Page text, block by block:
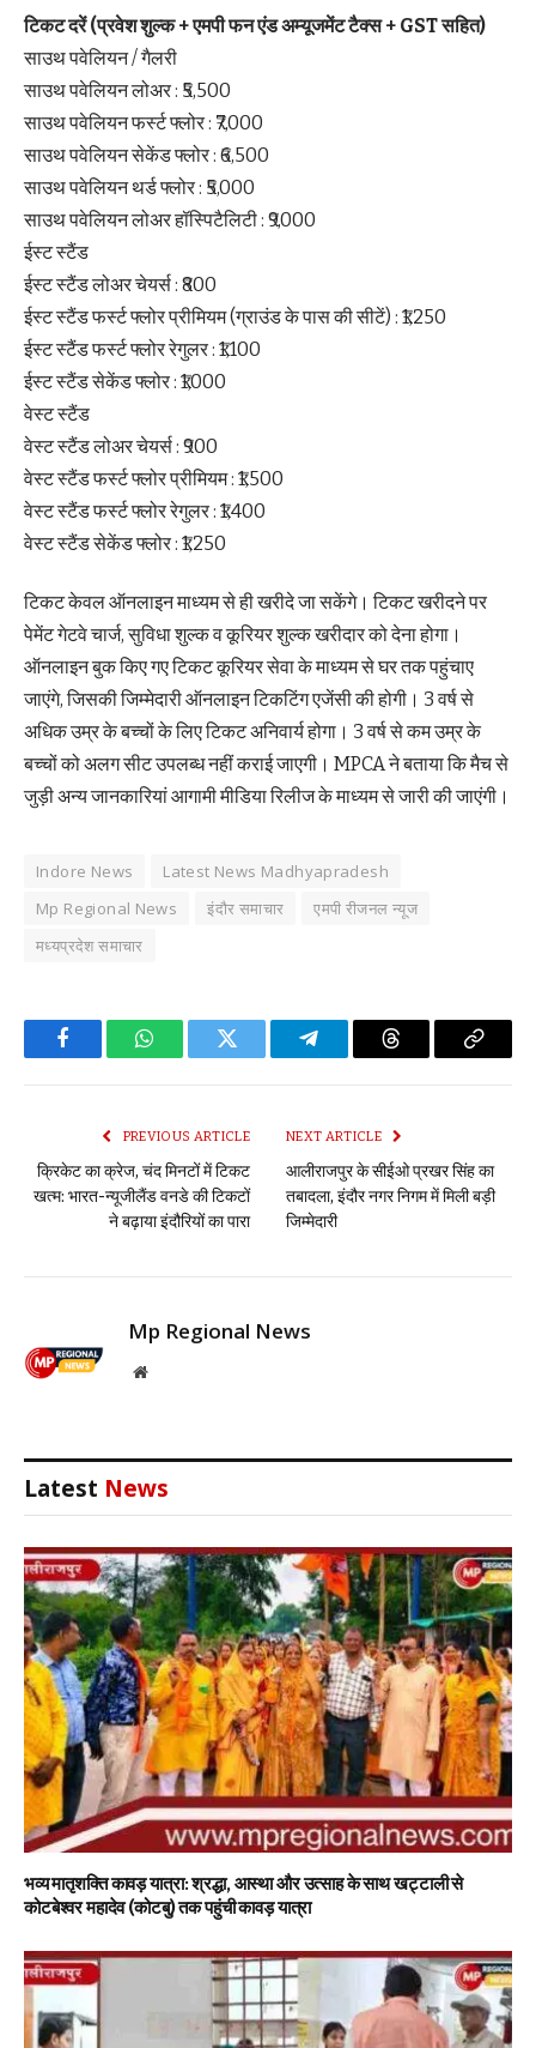
टिकट दरें (प्रवेश शुल्क + एमपी फन एंड अम्यूजमेंट टैक्स + GST सहित)
साउथ पवेलियन / गैलरी
साउथ पवेलियन लोअर : ₹5,500
साउथ पवेलियन फर्स्ट फ्लोर : ₹7,000
साउथ पवेलियन सेकेंड फ्लोर : ₹6,500
साउथ पवेलियन थर्ड फ्लोर : ₹5,000
साउथ पवेलियन लोअर हॉस्पिटैलिटी : ₹9,000
ईस्ट स्टैंड
ईस्ट स्टैंड लोअर चेयर्स : ₹800
ईस्ट स्टैंड फर्स्ट फ्लोर प्रीमियम (ग्राउंड के पास की सीटें) : ₹1,250
ईस्ट स्टैंड फर्स्ट फ्लोर रेगुलर : ₹1,100
ईस्ट स्टैंड सेकेंड फ्लोर : ₹1,000
वेस्ट स्टैंड
वेस्ट स्टैंड लोअर चेयर्स : ₹900
वेस्ट स्टैंड फर्स्ट फ्लोर प्रीमियम : ₹1,500
वेस्ट स्टैंड फर्स्ट फ्लोर रेगुलर : ₹1,400
वेस्ट स्टैंड सेकेंड फ्लोर : ₹1,250
टिकट केवल ऑनलाइन माध्यम से ही खरीदे जा सकेंगे। टिकट खरीदने पर
पेमेंट गेटवे चार्ज, सुविधा शुल्क व कूरियर शुल्क खरीदार को देना होगा।
ऑनलाइन बुक किए गए टिकट कूरियर सेवा के माध्यम से घर तक पहुंचाए
जाएंगे, जिसकी जिम्मेदारी ऑनलाइन टिकटिंग एजेंसी की होगी। 3 वर्ष से
अधिक उम्र के बच्चों के लिए टिकट अनिवार्य होगा। 3 वर्ष से कम उम्र के
बच्चों को अलग सीट उपलब्ध नहीं कराई जाएगी। MPCA ने बताया कि मैच से
जुड़ी अन्य जानकारियां आगामी मीडिया रिलीज के माध्यम से जारी की जाएंगी।
Indore News
Latest News Madhyapradesh
Mp Regional News
इंदौर समाचार
एमपी रीजनल न्यूज
मध्यप्रदेश समाचार
FacebookWhatsAppTwitter TelegramThreads Copy
PREVIOUS ARTICLE
क्रिकेट का क्रेज, चंद मिनटों में टिकट
खत्म: भारत-न्यूजीलैंड वनडे की टिकटों
ने बढ़ाया इंदौरियों का पारा
NEXT ARTICLE
आलीराजपुर के सीईओ प्रखर सिंह का
तबादला, इंदौर नगर निगम में मिली बड़ी
जिम्मेदारी
Mp Regional News
Website
Latest News
भव्य मातृशक्ति कावड़ यात्रा: श्रद्धा, आस्था और उत्साह के साथ खट्टाली से
कोटबेश्वर महादेव (कोटबु) तक पहुंची कावड़ यात्रा